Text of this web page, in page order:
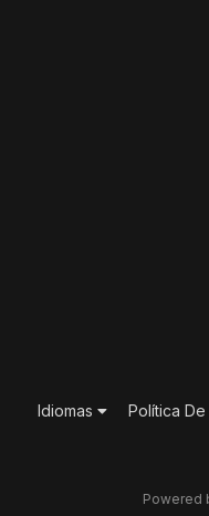
Idiomas Política
Powered